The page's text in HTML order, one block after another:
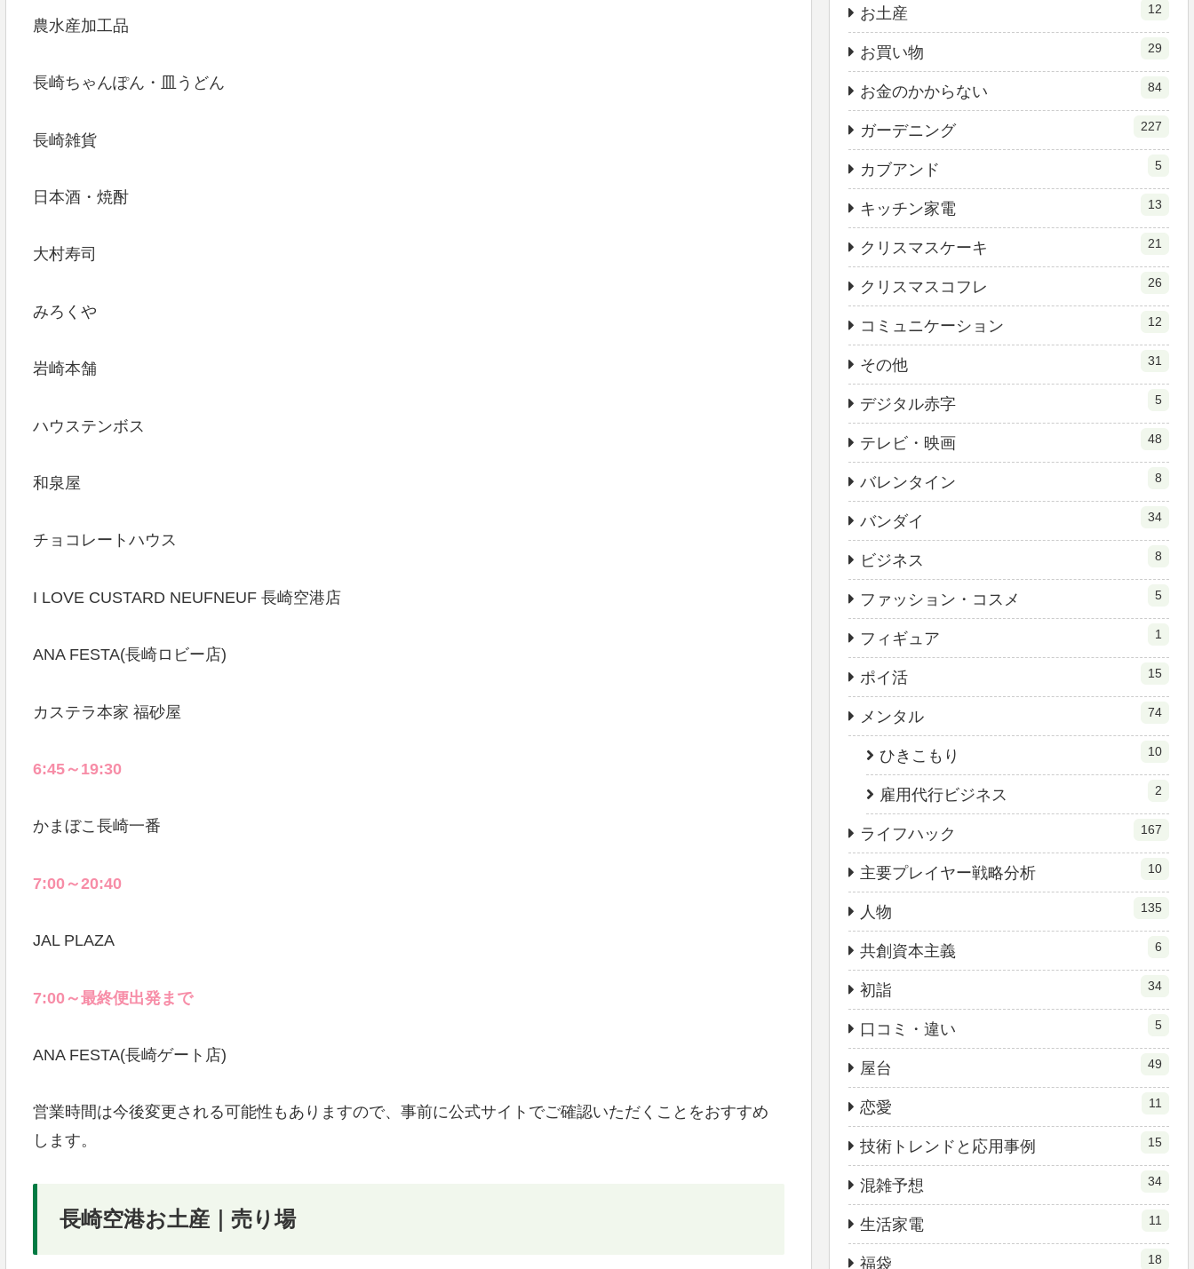
農水産加工品
長崎ちゃんぽん・皿うどん
長崎雑貨
日本酒・焼酎
大村寿司
みろくや
岩崎本舗
ハウステンボス
和泉屋
チョコレートハウス
I LOVE CUSTARD NEUFNEUF 長崎空港店
ANA FESTA(長崎ロビー店)
カステラ本家 福砂屋
6:45～19:30
かまぼこ長崎一番
7:00～20:40
JAL PLAZA
7:00～最終便出発まで
ANA FESTA(長崎ゲート店)
営業時間は今後変更される可能性もありますので、事前に公式サイトでご確認いただくことをおすすめ
します。
長崎空港お土産｜売り場
お土産 12
お買い物 29
お金のかからない 84
ガーデニング 227
カブアンド 5
キッチン家電 13
クリスマスケーキ 21
クリスマスコフレ 26
コミュニケーション 12
その他 31
デジタル赤字 5
テレビ・映画 48
バレンタイン 8
バンダイ 34
ビジネス 8
ファッション・コスメ 5
フィギュア 1
ポイ活 15
メンタル 74
ひきこもり 10
雇用代行ビジネス 2
ライフハック 167
主要プレイヤー戦略分析 10
人物 135
共創資本主義 6
初詣 34
口コミ・違い 5
屋台 49
恋愛 11
技術トレンドと応用事例 15
混雑予想 34
生活家電 11
福袋 18